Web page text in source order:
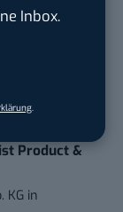
Inbox.
.
Product &
KG in